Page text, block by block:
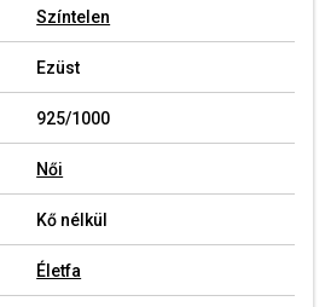
Színtelen
Ezüst
925/1000
Női
Kő nélkül
Életfa